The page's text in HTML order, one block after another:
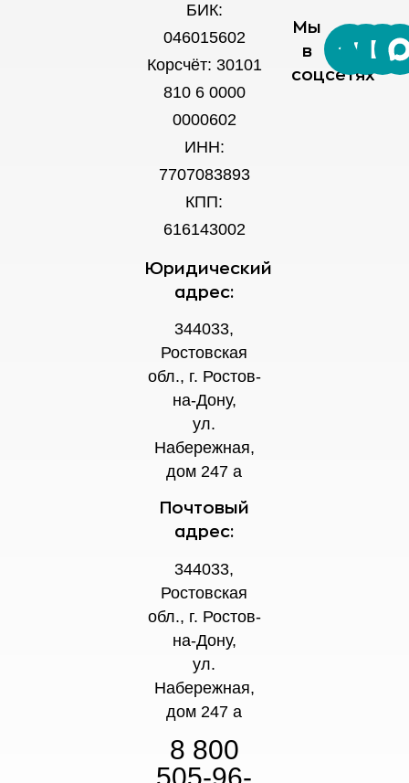
БИК:
046015602
Корсчёт: 30101
810 6 0000
0000602
ИНН:
7707083893
КПП:
616143002
Юридический
адрес:
344033,
Ростовская
обл., г. Ростов-
на-Дону,
ул.
Набережная,
дом 247 а
Почтовый
адрес:
344033,
Ростовская
обл., г. Ростов-
на-Дону,
ул.
Набережная,
дом 247 а
8 800
Мы
в
соцсетях